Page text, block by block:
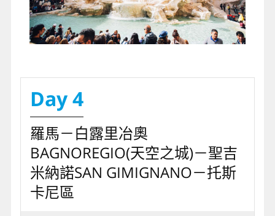
Day 4
羅馬－白露里冶奧
BAGNOREGIO(天空之城)－聖吉
米納諾SAN GIMIGNANO－托斯
卡尼區